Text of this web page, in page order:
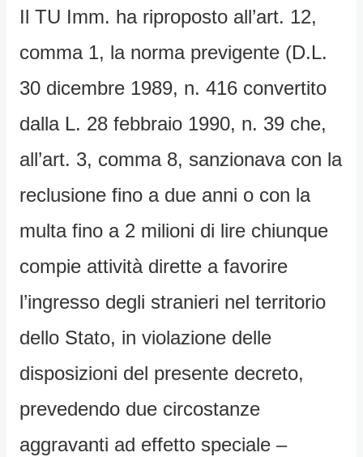
Il TU Imm. ha riproposto all’art. 12,
comma 1, la norma previgente (D.L.
30 dicembre 1989, n. 416 convertito
dalla L. 28 febbraio 1990, n. 39 che,
all’art. 3, comma 8, sanzionava con la
reclusione fino a due anni o con la
multa fino a 2 milioni di lire chiunque
compie attività dirette a favorire
l’ingresso degli stranieri nel territorio
dello Stato, in violazione delle
disposizioni del presente decreto,
prevedendo due circostanze
aggravanti ad effetto speciale –